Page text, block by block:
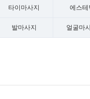
타이마사지 에스테
발마사지 얼굴마